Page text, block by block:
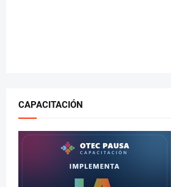
CAPACITACIÓN